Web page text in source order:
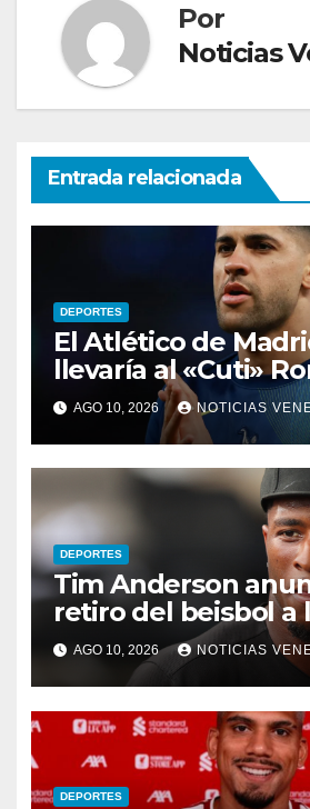
Por
Noticias
Entrada relacionada
DEPORTES
El Atlético de
llevaría al «Cuti»
AGO 10, 2026 NOTICIAS
DEPORTES
Tim Anderson
retiro del beisbol a
años
AGO 10, 2026 NOTICIAS
DEPORTES